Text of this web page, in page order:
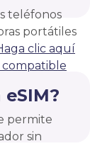
teléfonos
portátiles
clic aquí
compatible
permite
sin